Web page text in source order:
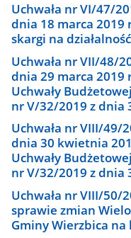
Uchwała nr VI/47/
dnia 18 marca
skargi na
Uchwała nr VII/48/
dnia 29 marca
Uchwały
nr V/32/2019 z dnia
Uchwała nr VIII/49/
dnia 30 kwietnia
Uchwały
nr V/32/2019 z dnia
Uchwała nr VIII/50/
sprawie zmian
Gminy Wierzbica na